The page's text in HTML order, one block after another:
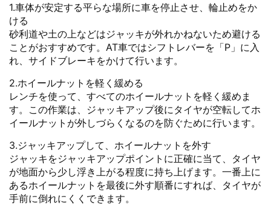
1.車体が安定する平らな場所に車を停止させ、輪止めをか
ける
砂利道や土の上などはジャッキが外れかねないため避ける
ことがおすすめです。AT車ではシフトレバーを「P」に入
れ、サイドブレーキをかけて行います。
2.ホイールナットを軽く緩める
レンチを使って、すべてのホイールナットを軽く緩めま
す。この作業は、ジャッキアップ後にタイヤが空転してホ
イールナットが外しづらくなるのを防ぐために行います。
3.ジャッキアップして、ホイールナットを外す
ジャッキをジャッキアップポイントに正確に当て、タイヤ
が地面から少し浮き上がる程度に持ち上げます。一番上に
あるホイールナットを最後に外す順番にすれば、タイヤが
手前に倒れにくくできます。